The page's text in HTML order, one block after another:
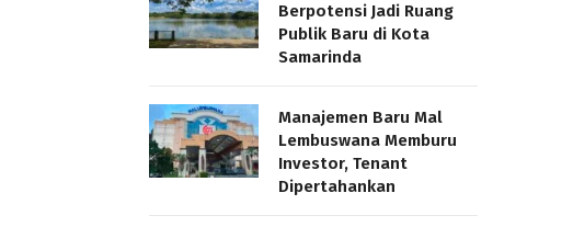
Berpotensi Jadi Ruang
Publik Baru di Kota
Samarinda
Manajemen Baru Mal
Lembuswana Memburu
Investor, Tenant
Dipertahankan